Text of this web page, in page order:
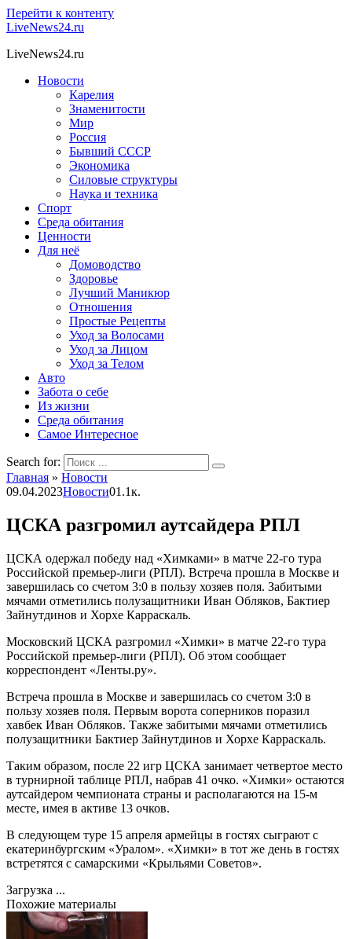
Перейти к контенту
LiveNews24.ru
LiveNews24.ru
Новости
Карелия
Знаменитости
Мир
Россия
Бывший СССР
Экономика
Силовые структуры
Наука и техника
Спорт
Среда обитания
Ценности
Для неё
Домоводство
Здоровье
Лучший Маникюр
Отношения
Простые Рецепты
Уход за Волосами
Уход за Лицом
Уход за Телом
Авто
Забота о себе
Из жизни
Среда обитания
Самое Интересное
Search for:
Главная » Новости
09.04.2023Новости01.1к.
ЦСКА разгромил аутсайдера РПЛ
ЦСКА одержал победу над «Химками» в матче 22-го тура
Российской премьер-лиги (РПЛ). Встреча прошла в Москве и
завершилась со счетом 3:0 в пользу хозяев поля. Забитыми
мячами отметились полузащитники Иван Обляков, Бактиер
Зайнутдинов и Хорхе Карраскаль.
Московский ЦСКА разгромил «Химки» в матче 22-го тура
Российской премьер-лиги (РПЛ). Об этом сообщает
корреспондент «Ленты.ру».
Встреча прошла в Москве и завершилась со счетом 3:0 в
пользу хозяев поля. Первым ворота соперников поразил
хавбек Иван Обляков. Также забитыми мячами отметились
полузащитники Бактиер Зайнутдинов и Хорхе Карраскаль.
Таким образом, после 22 игр ЦСКА занимает четвертое место
в турнирной таблице РПЛ, набрав 41 очко. «Химки» остаются
аутсайдером чемпионата страны и располагаются на 15-м
месте, имея в активе 13 очков.
В следующем туре 15 апреля армейцы в гостях сыграют с
екатеринбургским «Уралом». «Химки» в тот же день в гостях
встретятся с самарскими «Крыльями Советов».
Загрузка ...
Похожие материалы